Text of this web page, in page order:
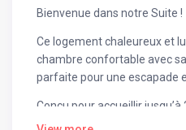
Bienvenue dans notre Suite !
Ce logement chaleureux et
chambre confortable avec
parfaite pour une escapade
Conçu pour accueillir
l’escapade idéale pour vos